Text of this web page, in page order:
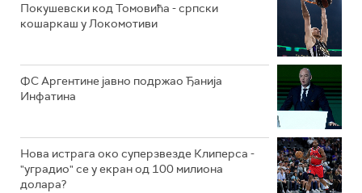
Покушевски код Томовића - српски
кошаркаш у Локомотиви
ФС Аргентине јавно подржао Ђанија
Инфатина
Нова истрага око суперзвезде Клиперса -
"уградио" се у екран од 100 милиона
долара?